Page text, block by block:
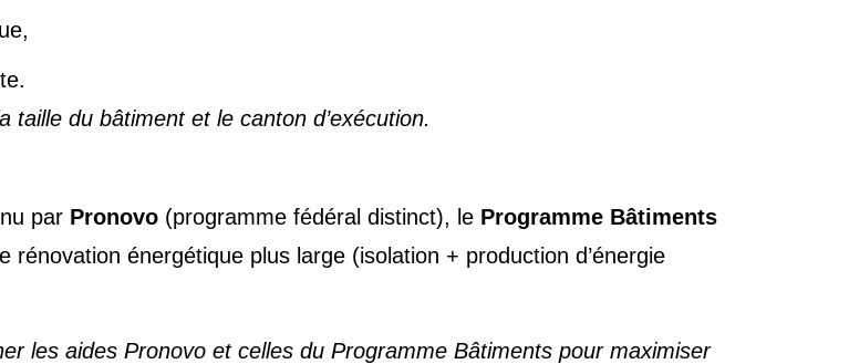
du bâtiment et le canton d’exécution.
par Pronovo (programme fédéral distinct), le Programme Bâtiments
rénovation énergétique plus large (isolation + production d’énergie
les aides Pronovo et celles du Programme Bâtiments pour maximiser